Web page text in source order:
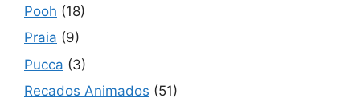
Pooh (18)
Praia (9)
Pucca (3)
Recados Animados (51)